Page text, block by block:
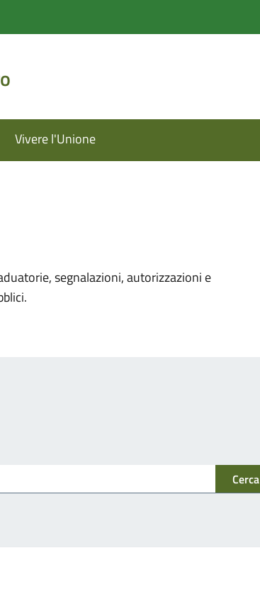
Vivere l'Unione
segnalazioni, autorizzazioni e
Cerca